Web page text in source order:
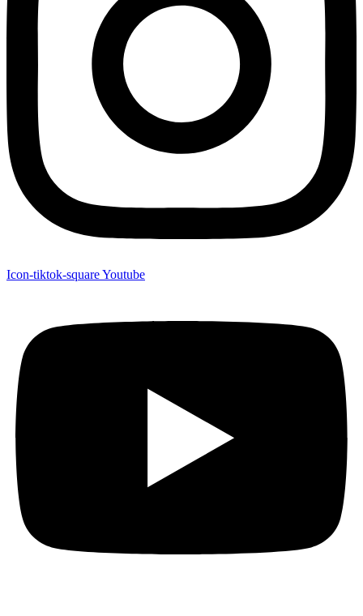
Icon-tiktok-squareYoutube